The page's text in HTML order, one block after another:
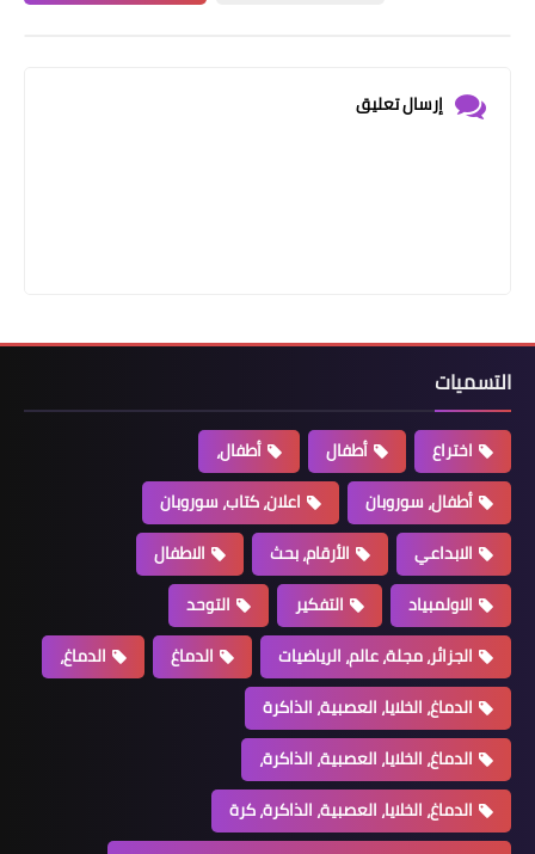
إرسال تعليق
التسميات
اختراع أطفال
أطفال،
أطفال، سوروبان
اعلان، كتاب، سوروبان
الابداعي
الأرقام، بحث
الاطفال
الاولمبياد
التفكير
التوحد
الجزائر، مجلة، عالم، الرياضيات
الدماغ
الدماغ،
الدماغ، الخلايا، العصبية، الذاكرة
الدماغ، الخلايا، العصبية، الذاكرة،
الدماغ، الخلايا، العصبية، الذاكرة، كرة